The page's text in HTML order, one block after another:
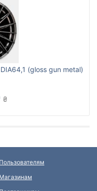
(gloss gun metal)
₴
Пользователям
Магазинам